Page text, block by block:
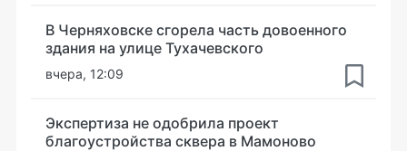
В Черняховске сгорела часть довоенного
здания на улице Тухачевского
вчера, 12:09
Экспертиза не одобрила проект
благоустройства сквера в Мамоново